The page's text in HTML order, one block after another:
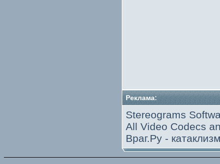
Реклама:
Stereograms
All Video Codecs
Враг.Ру -